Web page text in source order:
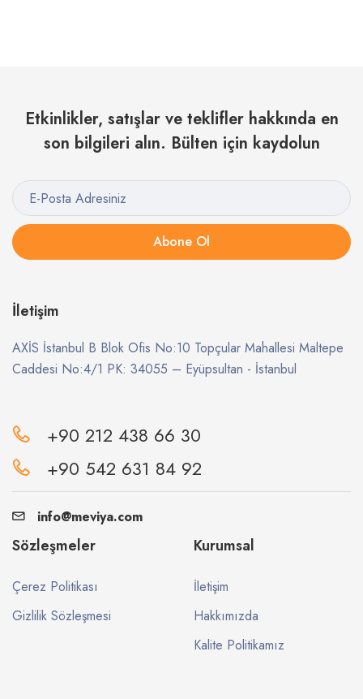
Etkinlikler, satışlar ve teklifler hakkında en
son bilgileri alın. Bülten için kaydolun
Abone Ol
İletişim
AXİS İstanbul B Blok Ofis No:10 Topçular Mahallesi Maltepe
Caddesi No:4/1 PK: 34055 – Eyüpsultan - İstanbul
+90 212 438 66 30
+90 542 631 84 92
info@meviya.com
Sözleşmeler
Çerez Politikası
Gizlilik Sözleşmesi
Kurumsal
İletişim
Hakkımızda
Kalite Politikamız